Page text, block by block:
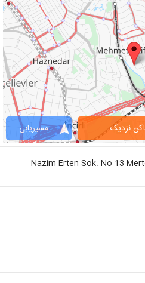
navigation مسیریابی نزدیک
Nazim Erten Sok. No 13